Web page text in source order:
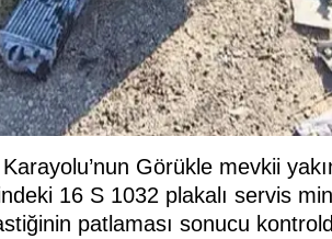
Görükle mevkii
16 S 1032 plakalı servis
patlaması sonucu